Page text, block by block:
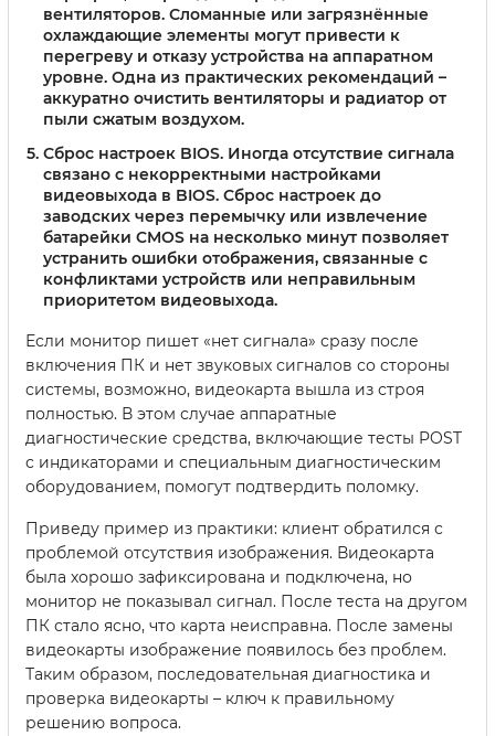
вентиляторов. Сломанные или загрязнённые
охлаждающие элементы могут привести к
перегреву и отказу устройства на аппаратном
уровне. Одна из практических рекомендаций –
аккуратно очистить вентиляторы и радиатор от
пыли сжатым воздухом.
Сброс настроек BIOS. Иногда отсутствие сигнала
связано с некорректными настройками
видеовыхода в BIOS. Сброс настроек до
заводских через перемычку или извлечение
батарейки CMOS на несколько минут позволяет
устранить ошибки отображения, связанные с
конфликтами устройств или неправильным
приоритетом видеовыхода.
Если монитор пишет «нет сигнала» сразу после
включения ПК и нет звуковых сигналов со стороны
системы, возможно, видеокарта вышла из строя
полностью. В этом случае аппаратные
диагностические средства, включающие тесты POST
с индикаторами и специальным диагностическим
оборудованием, помогут подтвердить поломку.
Приведу пример из практики: клиент обратился с
проблемой отсутствия изображения. Видеокарта
была хорошо зафиксирована и подключена, но
монитор не показывал сигнал. После теста на другом
ПК стало ясно, что карта неисправна. После замены
видеокарты изображение появилось без проблем.
Таким образом, последовательная диагностика и
проверка видеокарты – ключ к правильному
решению вопроса.